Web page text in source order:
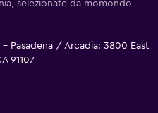
selezionate da momondo
- Pasadena / Arcadia: 3800 East
91107